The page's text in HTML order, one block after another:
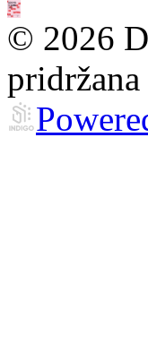
© 2026
pridržana